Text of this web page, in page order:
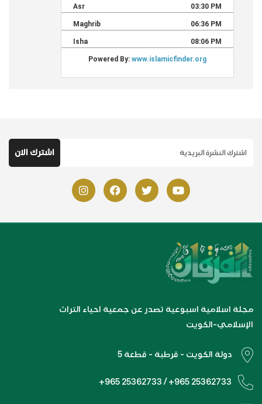
مجلة اسلامية اسبوعية تصدر عن جمعية احياء التراث
الإسلامي-الكويت
دولة الكويت - قرطبة - قطعة 5
+965 25362733 / +965 25362733